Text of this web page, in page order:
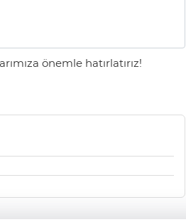
önemle hatırlatırız!